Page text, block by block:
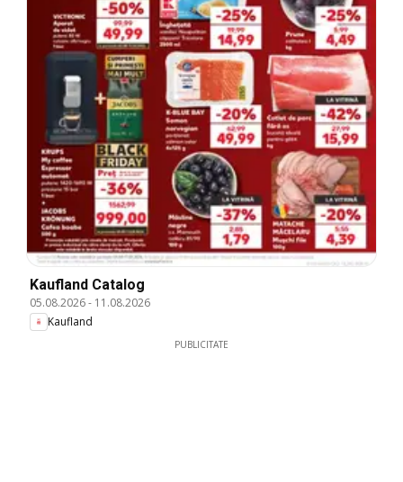
Kaufland Catalog
05.08.2026- 11.08.2026
Kaufland
PUBLICITATE